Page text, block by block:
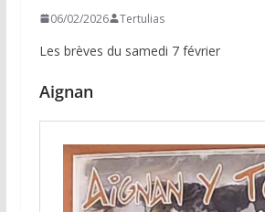
06/02/2026 Tertulias
Les brèves du samedi 7 février
Aignan